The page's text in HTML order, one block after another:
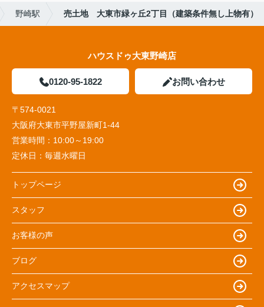
野崎駅 売土地 大東市緑ヶ丘2丁目（建築条件無し上物有）
ハウスドゥ大東野崎店
0120-95-1822 お問い合わせ
〒574-0021
大阪府大東市平野屋新町1-44
営業時間： 10:00～19:00
定休日： 毎週水曜日
トップページ
スタッフ
お客様の声
ブログ
アクセスマップ